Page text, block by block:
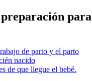
de parto y el parto
nacido
de que llegue el bebé.